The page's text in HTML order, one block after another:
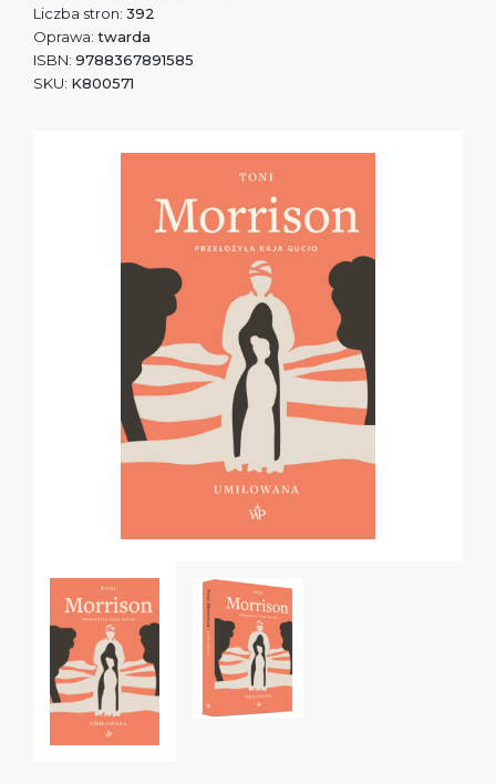
Liczba stron: 392
Oprawa: twarda
ISBN: 9788367891585
SKU: K800571